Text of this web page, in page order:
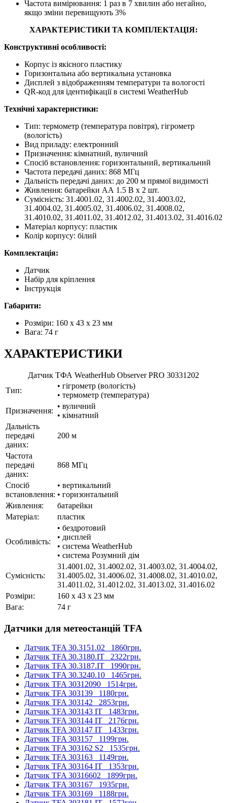
Частота вимірювання: 1 раз в 7 хвилин або негайно,
якщо зміни перевищують 3%
ХАРАКТЕРИСТИКИ ТА КОМПЛЕКТАЦІЯ:
Конструктивні особливості:
Корпус із якісного пластику
Горизонтальна або вертикальна установка
Дисплей з відображенням температури та вологості
QR-код для ідентифікації в системі WeatherHub
Технічні характеристики:
Тип: термометр (температура повітря), гігрометр
(вологість)
Вид приладу: електронний
Призначення: кімнатний, вуличний
Спосіб встановлення: горизонтальний, вертикальний
Частота передачі даних: 868 МГц
Дальність передачі даних: до 200 м прямої видимості
Живлення: батарейки AА 1.5 В х 2 шт.
Сумісність: 31.4001.02, 31.4002.02, 31.4003.02,
31.4004.02, 31.4005.02, 31.4006.02, 31.4008.02,
31.4010.02, 31.4011.02, 31.4012.02, 31.4013.02, 31.4016.02
Матеріал корпусу: пластик
Колір корпусу: білий
Комплектація:
Датчик
Набір для кріплення
Інструкція
Габарити:
Розміри: 160 х 43 х 23 мм
Вага: 74 г
ХАРАКТЕРИСТИКИ
Датчик ТФА WeatherHub Observer PRO 30331202
Тип:
• гігрометр (вологість)
• термометр (температура)
Призначення:
• вуличний
• кімнатний
Дальність
передачі
даних:
200 м
Частота
передачі
даних:
868 МГц
Спосіб
встановлення:
• вертикальний
• горизонтальний
Живлення:
батарейки
Матеріал:
пластик
Особливість:
• бездротовий
• дисплей
• система WeatherHub
• система Розумний дім
Cумісність:
31.4001.02, 31.4002.02, 31.4003.02, 31.4004.02,
31.4005.02, 31.4006.02, 31.4008.02, 31.4010.02,
31.4011.02, 31.4012.02, 31.4013.02, 31.4016.02
Розміри:
160 x 43 x 23 мм
Вага:
74 г
Датчики для метеостанцій TFA
Датчик TFA 30.3151.02 1860грн.
Датчик TFA 30.3180.IT 2322грн.
Датчик TFA 30.3187.IT 1990грн.
Датчик TFA 30.3240.10 1465грн.
Датчик TFA 30312090 1514грн.
Датчик TFA 303139 1180грн.
Датчик TFA 303142 2853грн.
Датчик TFA 303143 IT 1483грн.
Датчик TFA 303144 IT 2176грн.
Датчик TFA 303147 IT 1433грн.
Датчик TFA 303157 1199грн.
Датчик TFA 303162 S2 1535грн.
Датчик TFA 303163 1149грн.
Датчик TFA 303164 IT 1353грн.
Датчик TFA 30316602 1899грн.
Датчик TFA 303167 1935грн.
Датчик TFA 303169 1188грн.